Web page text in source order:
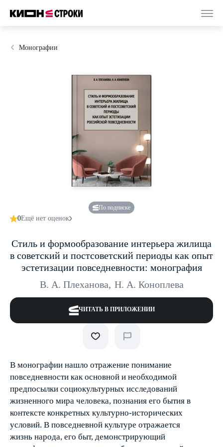
Монографии
По подписке
0Ещё нет оценок
Стиль и формообразование интерьера жилища
в советский и постсоветский периоды как опыт
эстетизации повседневности: монография
В. А. Плеханова, Н. А. Коноплева
ЧИТАТЬ В ПРИЛОЖЕНИИ
В монографии нашло отражение понимание
повседневности как основной и необходимой
предпосылки социокультурных исследований
жизненного мира человека, познания его бытия в
контексте конкретных культурно-исторических
условий. В повседневной культуре отражается
жизнь народа, его быт, демонстрирующий